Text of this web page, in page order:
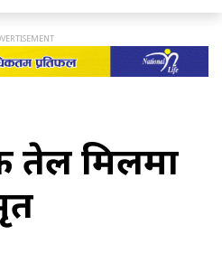
तेल मिलमा